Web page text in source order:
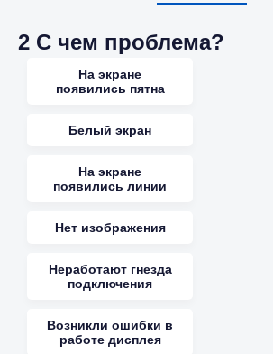
2 С чем проблема?
На экране
появились пятна
Белый экран
На экране
появились линии
Нет изображения
Неработают гнезда
подключения
Возникли ошибки в
работе дисплея